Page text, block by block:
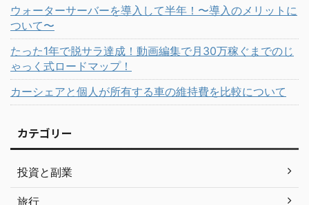
ウォーターサーバーを導入して半年！〜導入のメリットに
ついて〜
たった1年で脱サラ達成！動画編集で月30万稼ぐまでのじ
ゃっく式ロードマップ！
カーシェアと個人が所有する車の維持費を比較について
カテゴリー
投資と副業
旅行